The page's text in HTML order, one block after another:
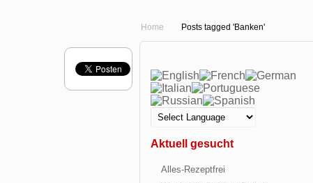
Home Posts tagged 'Banken'
Aktuell gesucht
Alles-Rezeptfrei